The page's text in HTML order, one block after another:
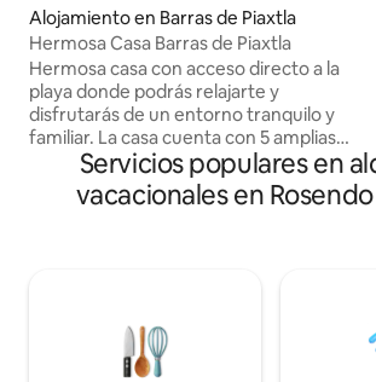
Alojamiento en Barras de Piaxtla
Hermosa Casa Barras de Piaxtla
Hermosa casa con acceso directo a la
playa donde podrás relajarte y
disfrutarás de un entorno tranquilo y
familiar. La casa cuenta con 5 amplias
recámaras , cada una cuenta con su
baño completo lo que hace la estancia
más privada para cada uno de los
Contamos con un espacio amplio de
convivencia con área de asador, palapa,
comedor y acceso a la playa.
Servicios populares en
vacacionales en